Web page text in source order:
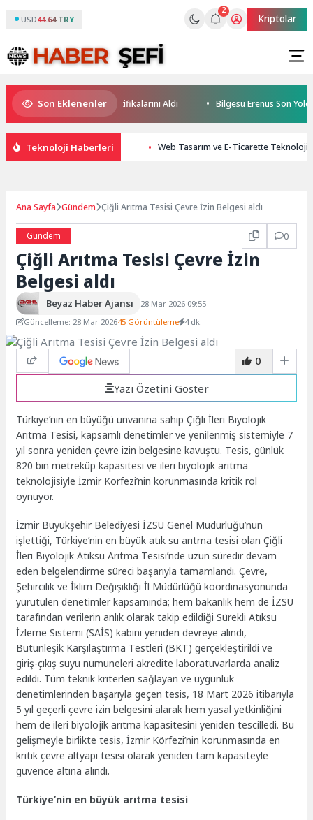
USD44.64 TRY
2
Kriptolar
Son Eklenenler
Geleceğin Yüzücüleri Sertifikalarını Aldı Bilgesu Erenus Son
Teknoloji Haberleri Web Tasarım ve E-Ticarette Teknoloji
Ana Sayfa Gündem Çiğli Arıtma Tesisi Çevre İzin Belgesi aldı
Gündem 0
Çiğli Arıtma Tesisi Çevre İzin
Belgesi aldı
Beyaz Haber Ajansı
28 Mar 2026 09:55
Güncelleme: 28 Mar 202645 Görüntüleme 4 dk.
0
Yazı Özetini Göster
Türkiye’nin en büyüğü unvanına sahip Çiğli İleri Biyolojik
Arıtma Tesisi, kapsamlı denetimler ve yenilenmiş sistemiyle 7
yıl sonra yeniden çevre izin belgesine kavuştu. Tesis, günlük
820 bin metreküp kapasitesi ve ileri biyolojik arıtma
teknolojisiyle İzmir Körfezi’nin korunmasında kritik rol
oynuyor.
İzmir Büyükşehir Belediyesi İZSU Genel Müdürlüğü’nün
işlettiği, Türkiye’nin en büyük atık su arıtma tesisi olan Çiğli
İleri Biyolojik Atıksu Arıtma Tesisi’nde uzun süredir devam
eden belgelendirme süreci başarıyla tamamlandı. Çevre,
Şehircilik ve İklim Değişikliği İl Müdürlüğü koordinasyonunda
yürütülen denetimler kapsamında; hem bakanlık hem de İZSU
tarafından verilerin anlık olarak takip edildiği Sürekli Atıksu
İzleme Sistemi (SAİS) kabini yeniden devreye alındı,
Bütünleşik Karşılaştırma Testleri (BKT) gerçekleştirildi ve
giriş-çıkış suyu numuneleri akredite laboratuvarlarda analiz
edildi. Tüm teknik kriterleri sağlayan ve uygunluk
denetimlerinden başarıyla geçen tesis, 18 Mart 2026 itibarıyla
5 yıl geçerli çevre izin belgesini alarak hem yasal yetkinliğini
hem de ileri biyolojik arıtma kapasitesini yeniden tescilledi. Bu
gelişmeyle birlikte tesis, İzmir Körfezi’nin korunmasında en
kritik çevre altyapı tesisi olarak yeniden tam kapasiteyle
güvence altına alındı.
Türkiye’nin en büyük arıtma tesisi